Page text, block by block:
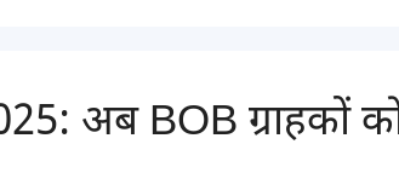
अब BOB ग्राहकों